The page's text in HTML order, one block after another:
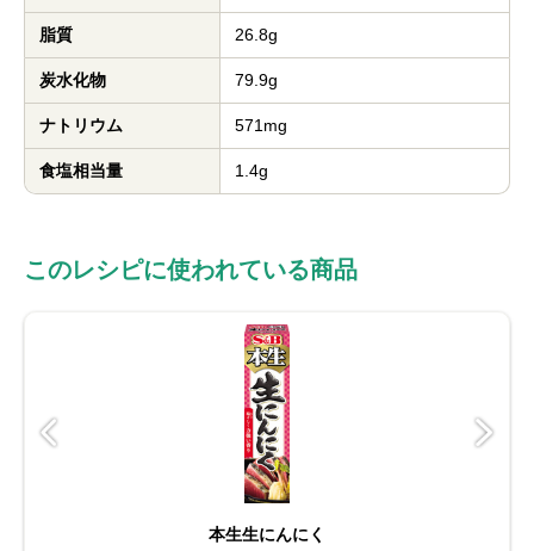
脂質 26.8g
炭水化物 79.9g
ナトリウム 571mg
食塩相当量 1.4g
このレシピに使われている商品
本生生にんにく